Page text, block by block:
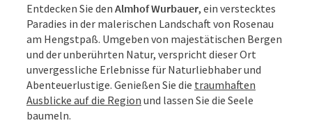
Entdecken Sie den Almhof Wurbauer, ein verstecktes
Paradies in der malerischen Landschaft von Rosenau
am Hengstpaß. Umgeben von majestätischen Bergen
und der unberührten Natur, verspricht dieser Ort
unvergessliche Erlebnisse für Naturliebhaber und
Abenteuerlustige. Genießen Sie die traumhaften
Ausblicke auf die Region und lassen Sie die Seele
baumeln.